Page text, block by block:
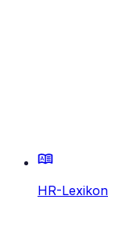
HR-Lexikon